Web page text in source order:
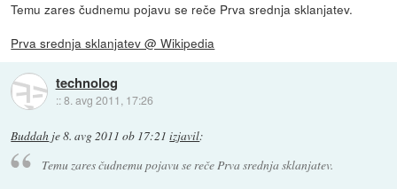
Temu zares čudnemu pojavu se reče Prva srednja sklanjatev.
Prva srednja sklanjatev @ Wikipedia
technolog
::8. avg 2011, 17:26
Buddah je8. avg 2011 ob 17:21 izjavil:
Temu zares čudnemu pojavu se reče Prva srednja sklanjatev.